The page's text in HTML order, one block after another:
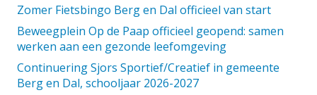
Zomer Fietsbingo Berg en Dal officieel van start
Beweegplein Op de Paap officieel geopend: samen
werken aan een gezonde leefomgeving
Continuering Sjors Sportief/Creatief in gemeente
Berg en Dal, schooljaar 2026-2027